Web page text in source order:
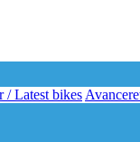
/ Latest bikes